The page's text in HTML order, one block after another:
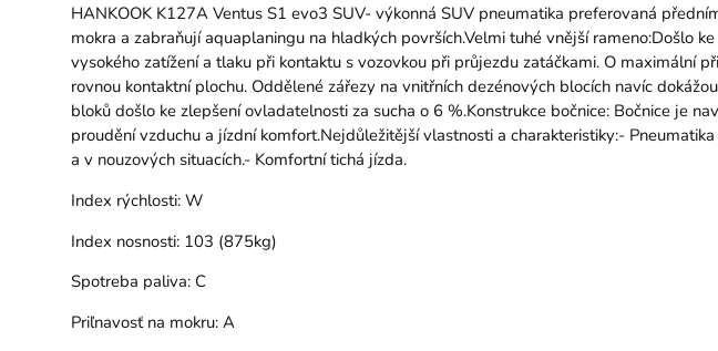
HANKOOK K127A Ventus S1 evo3 SUV- výkonná SUV pneumatika preferovaná
mokra a zabraňují aquaplaningu na hladkých površích.Velmi tuhé vnější rameno:Došlo
vysokého zatížení a tlaku při kontaktu s vozovkou při průjezdu zatáčkami. O maximální
rovnou kontaktní plochu. Oddělené zářezy na vnitřních dezénových blocích navíc
bloků došlo ke zlepšení ovladatelnosti za sucha o 6 %.Konstrukce bočnice: Bočnice je
proudění vzduchu a jízdní komfort.Nejdůležitější vlastnosti a charakteristiky:-
a v nouzových situacích.- Komfortní tichá jízda.
Index rýchlosti:W
Index nosnosti:103 (875kg)
Spotreba paliva:C
Priľnavosť na mokru:A